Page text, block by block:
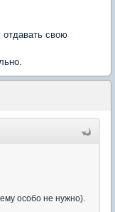
свою
особо не нужно).